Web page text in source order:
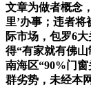
文章为做者概念
里’办事；违者
际市场，包罗6
得“有家就有佛
南海区“90%门
群劣势，未经本